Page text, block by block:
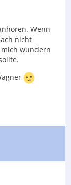
Wenn
nicht
wundern